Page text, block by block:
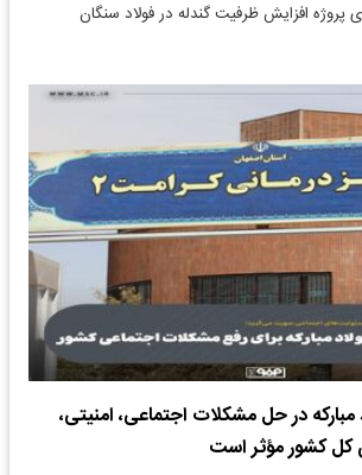
افزایش ظرفیت گندله در فولاد سنگان
در حل مشکلات اجتماعی، امنیتی،
کل کشور مؤثر است